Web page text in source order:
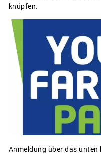
knüpfen.
Anmeldung über das